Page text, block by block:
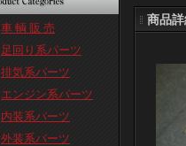
車 輌 販 売
足回り系パーツ
排気系パーツ
エンジン系パーツ
内装系パーツ
外装系パーツ
商品詳